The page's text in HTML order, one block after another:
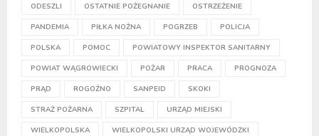
ODESZLI OSTATNIE POŻEGNANIE OSTRZEŻENIE
PANDEMIA PIŁKA NOŻNA POGRZEB POLICJA
POLSKA POMOC POWIATOWY INSPEKTOR SANITARNY
POWIAT WĄGROWIECKI POŻAR PRACA PROGNOZA
PRĄD ROGOŹNO SANPEID SKOKI
STRAŻ POŻARNA SZPITAL URZĄD MIEJSKI
WIELKOPOLSKA WIELKOPOLSKI URZĄD WOJEWÓDZKI